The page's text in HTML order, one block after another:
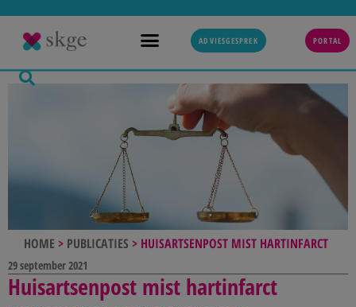
ADVIESGESPREK PORTAL
HOME > PUBLICATIES > HUISARTSENPOST MIST HARTINFARCT
29 september 2021
Huisartsenpost mist hartinfarct